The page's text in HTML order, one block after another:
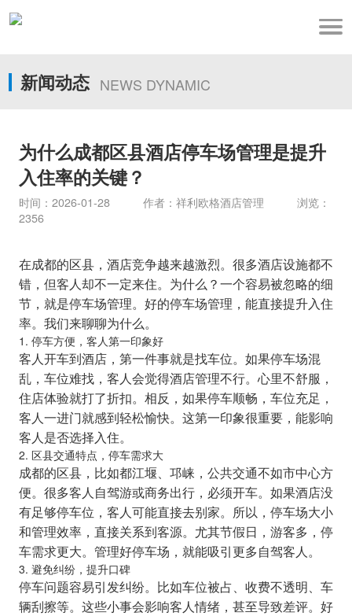
新闻动态 NEWS DYNAMIC
为什么成都区县酒店停车场管理是提升
入住率的关键？
时间：2026-01-28 作者：祥利欧格酒店管理 浏览：
2356
在成都的区县，酒店竞争越来越激烈。很多酒店设施都不
错，但客人却不一定来住。为什么？一个容易被忽略的细
节，就是停车场管理。好的停车场管理，能直接提升入住
率。我们来聊聊为什么。
1. 停车方便，客人第一印象好
客人开车到酒店，第一件事就是找车位。如果停车场混
乱，车位难找，客人会觉得酒店管理不行。心里不舒服，
住店体验就打了折扣。相反，如果停车顺畅，车位充足，
客人一进门就感到轻松愉快。这第一印象很重要，能影响
客人是否选择入住。
2. 区县交通特点，停车需求大
成都的区县，比如都江堰、邛崃，公共交通不如市中心方
便。很多客人自驾游或商务出行，必须开车。如果酒店没
有足够停车位，客人可能直接去别家。所以，停车场大小
和管理效率，直接关系到客源。尤其节假日，游客多，停
车需求更大。管理好停车场，就能吸引更多自驾客人。
3. 避免纠纷，提升口碑
停车问题容易引发纠纷。比如车位被占、收费不透明、车
辆刮擦等。这些小事会影响客人情绪，甚至导致差评。好